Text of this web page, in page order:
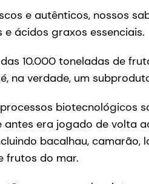
e autênticos, nossos
e ácidos graxos essenciais.
10.000 toneladas de
na verdade, um
biotecnológicos
antes era jogado de volta
bacalhau,
frutos do mar.